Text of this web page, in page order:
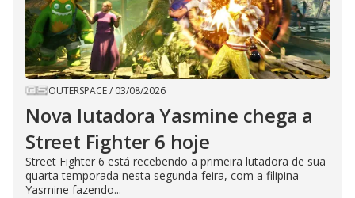
OUTERSPACE/ 03/08/2026
Nova lutadora Yasmine chega a
Street Fighter 6 hoje
Street Fighter 6 está recebendo a primeira lutadora de sua
quarta temporada nesta segunda-feira, com a filipina
Yasmine fazendo...